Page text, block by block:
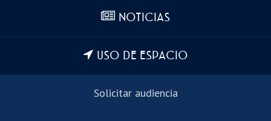
NOTICIAS
USO DE ESPACIO
Solicitar audiencia